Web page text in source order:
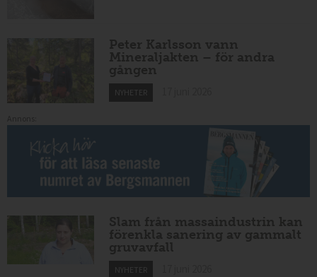
Peter Karlsson vann
Mineraljakten – för andra
gången
NYHETER
Slam från massaindustrin kan
förenkla sanering av gammalt
gruvavfall
NYHETER